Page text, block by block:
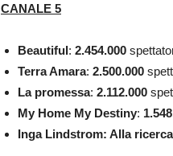
CANALE 5
Beautiful: 2.454.000
Terra Amara: 2.500.000
La promessa: 2.112.000
My Home My Destiny:
Inga Lindstrom: Alla